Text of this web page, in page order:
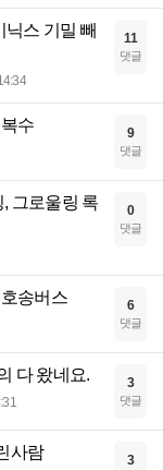
닉스 기밀 빼
11
댓글
수 9
댓글
그로울링 록
0
댓글
송버스 6
댓글
다 왔네요. 3
댓글
사람 3